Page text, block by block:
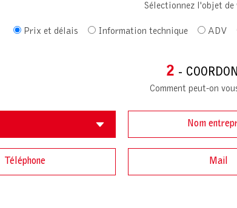
Sélectionnez l'objet de
Prix et délais Information technique ADV
2 -
Comment peut-on